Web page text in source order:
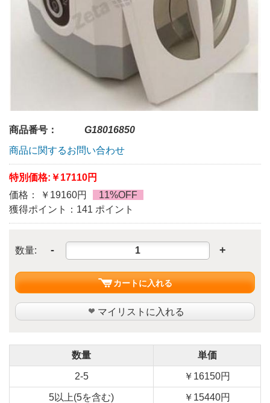
商品番号：
G18016850
商品に関するお問い合わせ
特別価格: ￥17110円
価格： ￥19160円
11%OFF
獲得ポイント：141 ポイント
数量: - +
カートに入れる
マイリストに入れる
数量 単価
2-5 ￥16150円
5以上(5を含む) ￥15440円